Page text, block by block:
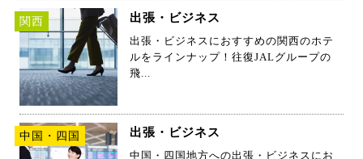
関西 出張・ビジネス
出張・ビジネスにおすすめの関西のホテ
ルをラインナップ！往復JALグループの
飛...
中国・四国 出張・ビジネス
中国・四国地方への出張・ビジネスにお